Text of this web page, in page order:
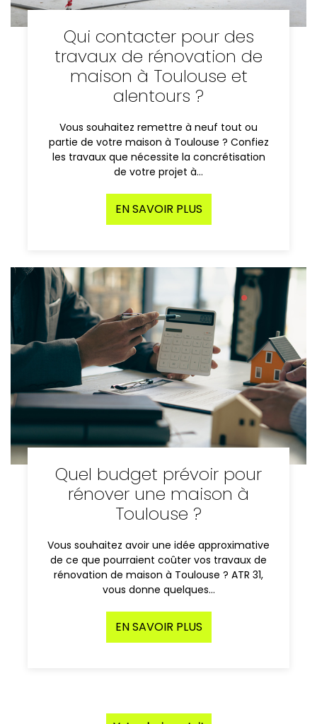
Qui contacter pour des
travaux de rénovation de
maison à Toulouse et
alentours ?
Vous souhaitez remettre à neuf tout ou
partie de votre maison à Toulouse ? Confiez
les travaux que nécessite la concrétisation
de votre projet à…
EN SAVOIR PLUS
Quel budget prévoir pour
rénover une maison à
Toulouse ?
Vous souhaitez avoir une idée approximative
de ce que pourraient coûter vos travaux de
rénovation de maison à Toulouse ? ATR 31,
vous donne quelques…
EN SAVOIR PLUS